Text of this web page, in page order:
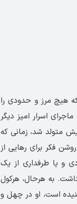
هیچ مرز و حدودی را
اسرار امیز دیگر
متولد شد، زمانی که
فکر برای رهایی از
و یا طرفداری از یک
به هرحال، هرکول
است، او در چهل و